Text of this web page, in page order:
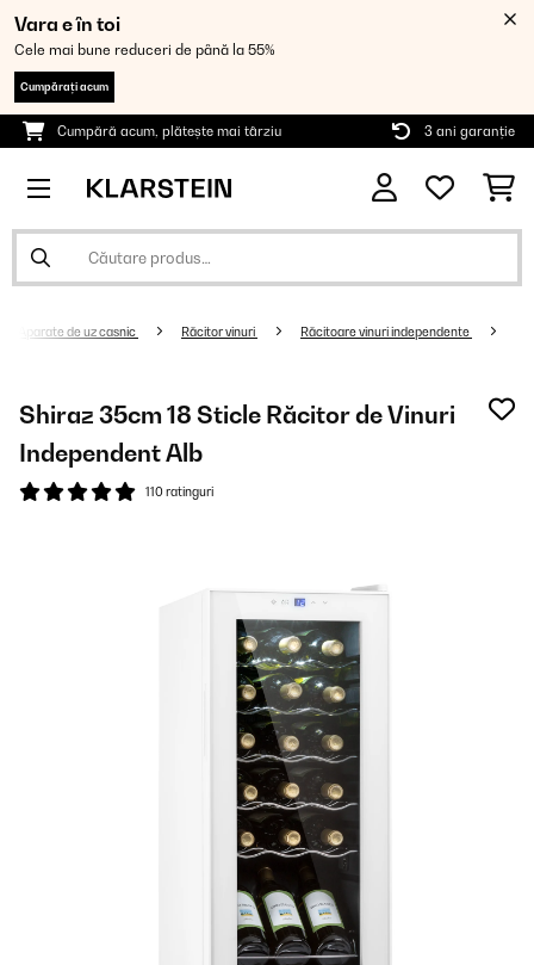
Vara e în toi
Cele mai bune reduceri de până la 55%
Cumpărați acum
Cumpără acum, plătește mai târziu 3 ani garanție
Aparate de uz casnic Răcitor vinuri Răcitoare vinuri independente
Shiraz 35cm 18 Sticle Răcitor de Vinuri
Independent Alb
110 ratinguri